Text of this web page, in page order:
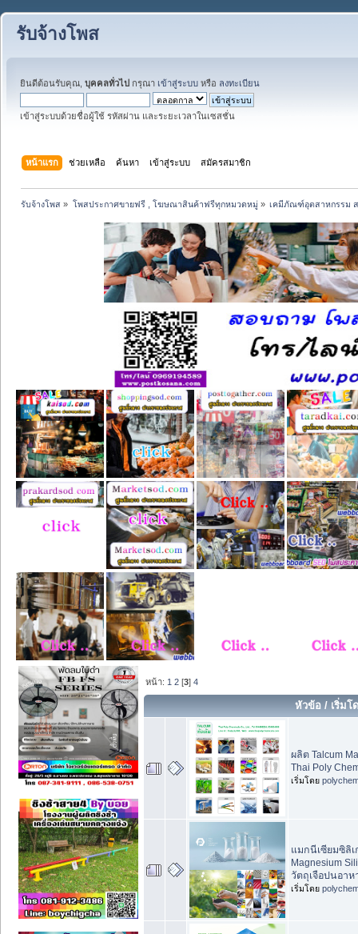
รับจ้างโพส
ยินดีต้อนรับคุณ, บุคคลทั่วไป กรุณา เข้าสู่ระบบ หรือ ลงทะเบียน
เข้าสู่ระบบด้วยชื่อผู้ใช้ รหัสผ่าน และระยะเวลาในเซสชั่น
หน้าแรก ช่วยเหลือ ค้นหา เข้าสู่ระบบ สมัครสมาชิก
รับจ้างโพส » โพสประกาศขายฟรี , โฆษณาสินค้าฟรีทุกหมวดหมู่» เคมีภัณฑ์อุตสาหกรรม ส
หน้า: 1 2 [3]4
หัวข้อ / เริ่มโ
ผลิต Talcum
Thai Poly
เริ่มโดย
แมกนีเซียมซิลิเ
Magnesium
วัตถุเจือปนอาห
เริ่มโดย